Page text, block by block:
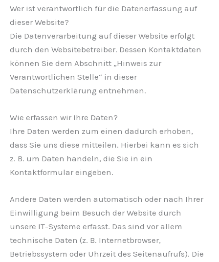
Wer ist verantwortlich für die Datenerfassung auf
dieser Website?
Die Datenverarbeitung auf dieser Website erfolgt
durch den Websitebetreiber. Dessen Kontaktdaten
können Sie dem Abschnitt „Hinweis zur
Verantwortlichen Stelle“ in dieser
Datenschutzerklärung entnehmen.
Wie erfassen wir Ihre Daten?
Ihre Daten werden zum einen dadurch erhoben,
dass Sie uns diese mitteilen. Hierbei kann es sich
z. B. um Daten handeln, die Sie in ein
Kontaktformular eingeben.
Andere Daten werden automatisch oder nach Ihrer
Einwilligung beim Besuch der Website durch
unsere IT-Systeme erfasst. Das sind vor allem
technische Daten (z. B. Internetbrowser,
Betriebssystem oder Uhrzeit des Seitenaufrufs). Die